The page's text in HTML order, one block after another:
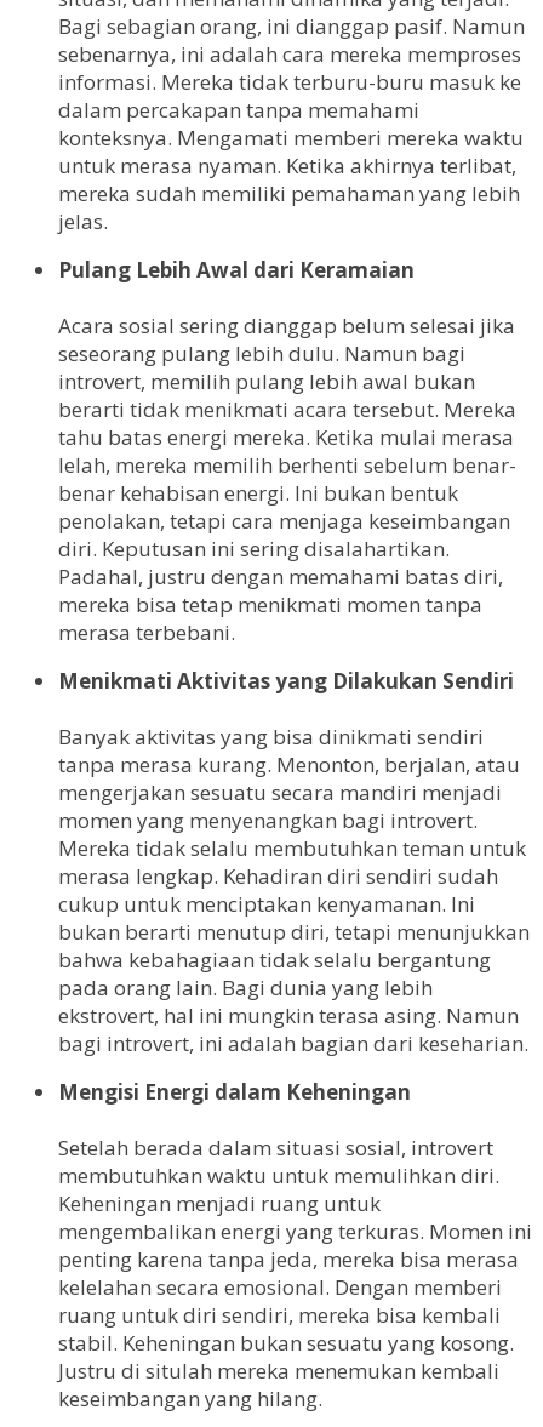
Bagi sebagian orang, ini dianggap pasif. Namun
sebenarnya, ini adalah cara mereka memproses
informasi. Mereka tidak terburu-buru masuk ke
dalam percakapan tanpa memahami
konteksnya. Mengamati memberi mereka waktu
untuk merasa nyaman. Ketika akhirnya terlibat,
mereka sudah memiliki pemahaman yang lebih
jelas.
Pulang Lebih Awal dari Keramaian
Acara sosial sering dianggap belum selesai jika
seseorang pulang lebih dulu. Namun bagi
introvert, memilih pulang lebih awal bukan
berarti tidak menikmati acara tersebut. Mereka
tahu batas energi mereka. Ketika mulai merasa
lelah, mereka memilih berhenti sebelum benar-
benar kehabisan energi. Ini bukan bentuk
penolakan, tetapi cara menjaga keseimbangan
diri. Keputusan ini sering disalahartikan.
Padahal, justru dengan memahami batas diri,
mereka bisa tetap menikmati momen tanpa
merasa terbebani.
Menikmati Aktivitas yang Dilakukan Sendiri
Banyak aktivitas yang bisa dinikmati sendiri
tanpa merasa kurang. Menonton, berjalan, atau
mengerjakan sesuatu secara mandiri menjadi
momen yang menyenangkan bagi introvert.
Mereka tidak selalu membutuhkan teman untuk
merasa lengkap. Kehadiran diri sendiri sudah
cukup untuk menciptakan kenyamanan. Ini
bukan berarti menutup diri, tetapi menunjukkan
bahwa kebahagiaan tidak selalu bergantung
pada orang lain. Bagi dunia yang lebih
ekstrovert, hal ini mungkin terasa asing. Namun
bagi introvert, ini adalah bagian dari keseharian.
Mengisi Energi dalam Keheningan
Setelah berada dalam situasi sosial, introvert
membutuhkan waktu untuk memulihkan diri.
Keheningan menjadi ruang untuk
mengembalikan energi yang terkuras. Momen ini
penting karena tanpa jeda, mereka bisa merasa
kelelahan secara emosional. Dengan memberi
ruang untuk diri sendiri, mereka bisa kembali
stabil. Keheningan bukan sesuatu yang kosong.
Justru di situlah mereka menemukan kembali
keseimbangan yang hilang.